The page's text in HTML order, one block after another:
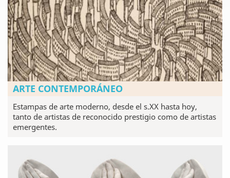
ARTE CONTEMPORÁNEO
Estampas de arte moderno, desde el s.XX hasta hoy,
tanto de artistas de reconocido prestigio como de artistas
emergentes.